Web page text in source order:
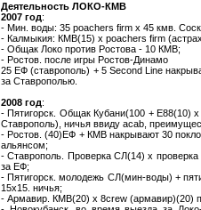
Деятельность ЛОКО-КМВ
2007 год:
- Мин. воды: 35 poachers firm х 45 кмв.
- Калмыкия: КМВ(15) х poachers firm
- Общак Локо против Ростова - 10 КМВ;
- Ростов. после игры Ростов-Динамо
25 ЕФ (ставрополь) + 5 Second Line
за Ставрополью.
2008 год:
- Пятигорск. Общак Кубани(100 + Е88(10)
Ставрополь), ничья ввиду acab,
- Ростов. (40)ЕФ + КМВ накрывают 30
альянсом;
- Ставрополь. Проверка СЛ(14) х
за ЕФ;
- Пятигорск. молодежь СЛ(мин-воды) +
15х15. ничья;
- Армавир. КМВ(20) х 8crew (армавир)(20)